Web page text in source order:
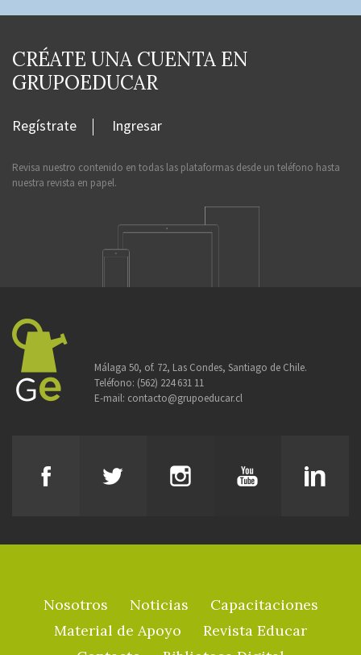
CRÉATE UNA CUENTA EN
GRUPOEDUCAR
Regístrate Ingresar
Revisa nuestro contenido en todas las plataformas desde un teléfono hasta
nuestra revista en papel.
Málaga 50, of. 72, Las Condes, Santiago de Chile.
Teléfono: (562) 224 631 11
E-mail: contacto@grupoeducar.cl
Nosotros Noticias
Capacitaciones
Material de Apoyo
Revista Educar